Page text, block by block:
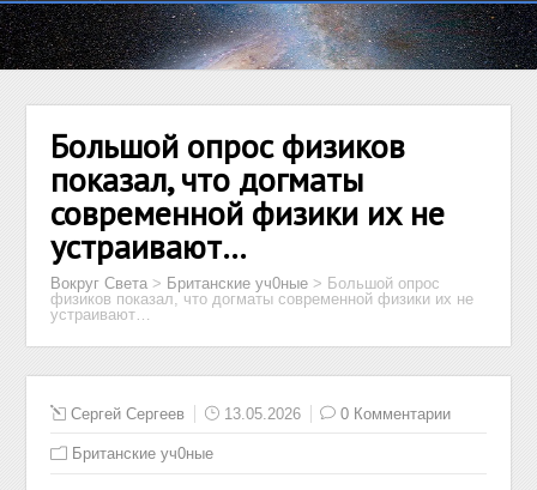
Большой опрос физиков
показал, что догматы
современной физики их не
устраивают…
Вокруг Света > Британские уч0ные > Большой опрос
физиков показал, что догматы современной физики их не
устраивают…
Сергей Сергеев 13.05.2026 0 Комментарии
Британские уч0ные